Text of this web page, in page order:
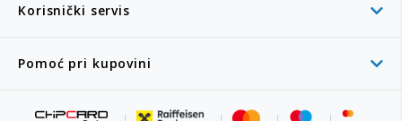
Korisnički servis
Pomoć pri kupovini